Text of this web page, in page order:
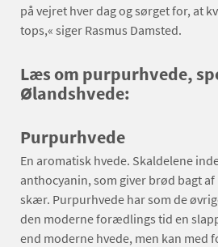
på vejret hver dag og sørget for, at
tops,« siger Rasmus Damsted.
Læs om purpurhvede,
Ølandshvede:
Purpurhvede
En aromatisk hvede. Skaldelene
anthocyanin, som giver brød bagt
skær. Purpurhvede har som de
den moderne forædlings tid en
end moderne hvede, men kan med